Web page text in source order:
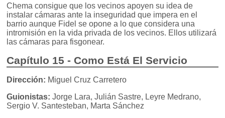
Chema consigue que los vecinos apoyen su idea de
instalar cámaras ante la inseguridad que impera en el
barrio aunque Fidel se opone a lo que considera una
intromisión en la vida privada de los vecinos. Ellos utilizará
las cámaras para fisgonear.
Capítulo 15 - Como Está El Servicio
Dirección: Miguel Cruz Carretero
Guionistas: Jorge Lara, Julián Sastre, Leyre Medrano,
Sergio V. Santesteban, Marta Sánchez